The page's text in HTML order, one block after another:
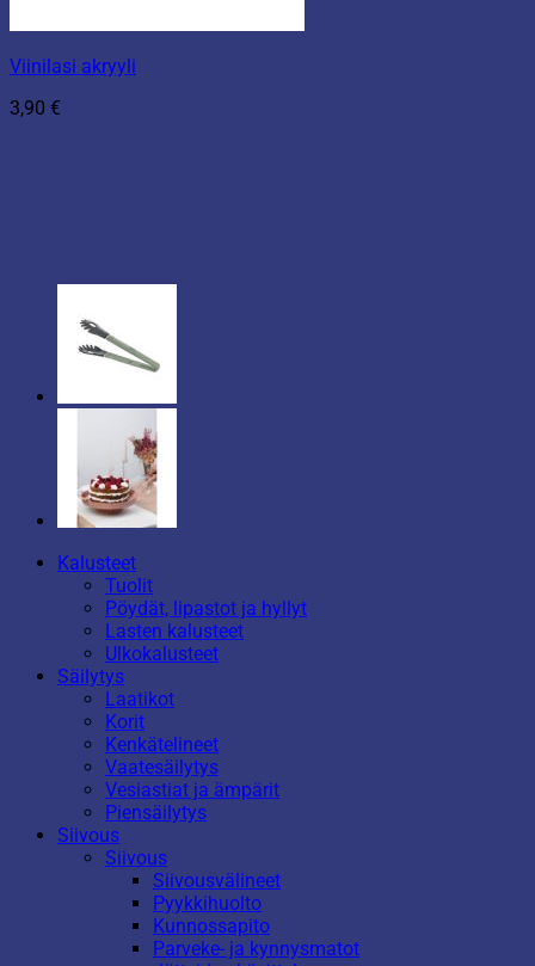
Viinilasi akryyli
3,90 €
Kalusteet
Tuolit
Pöydät, lipastot ja hyllyt
Lasten kalusteet
Ulkokalusteet
Säilytys
Laatikot
Korit
Kenkätelineet
Vaatesäilytys
Vesiastiat ja ämpärit
Piensäilytys
Siivous
Siivous
Siivousvälineet
Pyykkihuolto
Kunnossapito
Parveke- ja kynnysmatot